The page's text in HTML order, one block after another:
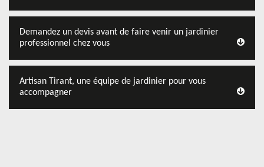
Demandez un devis avant de faire venir un jardinier
professionnel chez vous
Artisan Tirant, une équipe de jardinier pour vous
accompagner